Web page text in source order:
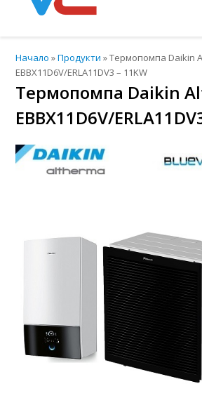
Начало »Продукти »Термопомпа Daikin
EBBX11D6V/ERLA11DV3 – 11KW
Термопомпа Daikin
EBBX11D6V/